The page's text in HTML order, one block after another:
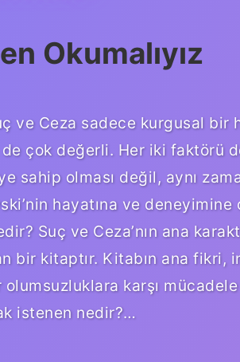
Okumalıyız
ve Ceza sadece kurgusal bir
de çok değerli. Her iki faktörü
sahip olması değil, aynı
hayatına ve
Suç ve Ceza’nın ana
bir kitaptır. Kitabın ana fikri,
karşı
istenen nedir?…